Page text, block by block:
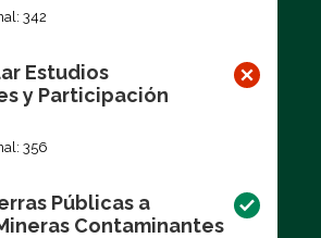
342
Estudios
y Participación
356
Públicas a
Contaminantes